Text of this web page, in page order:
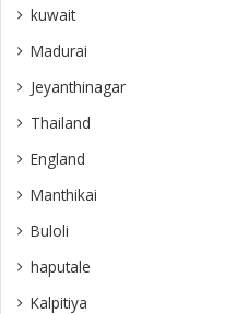
kuwait
Madurai
Jeyanthinagar
Thailand
England
Manthikai
Buloli
haputale
Kalpitiya